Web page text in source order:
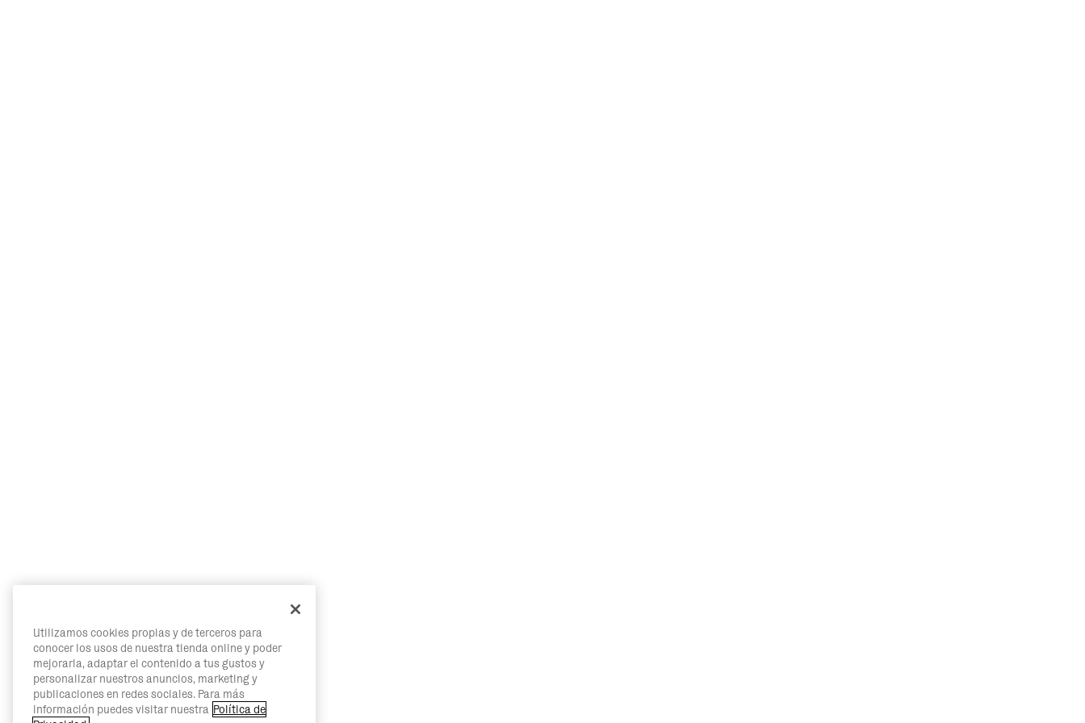
Utilizamos cookies propias y de terceros para
conocer los usos de nuestra tienda online y poder
mejorarla, adaptar el contenido a tus gustos y
personalizar nuestros anuncios, marketing y
publicaciones en redes sociales. Para más
información puedes visitar nuestra Política de